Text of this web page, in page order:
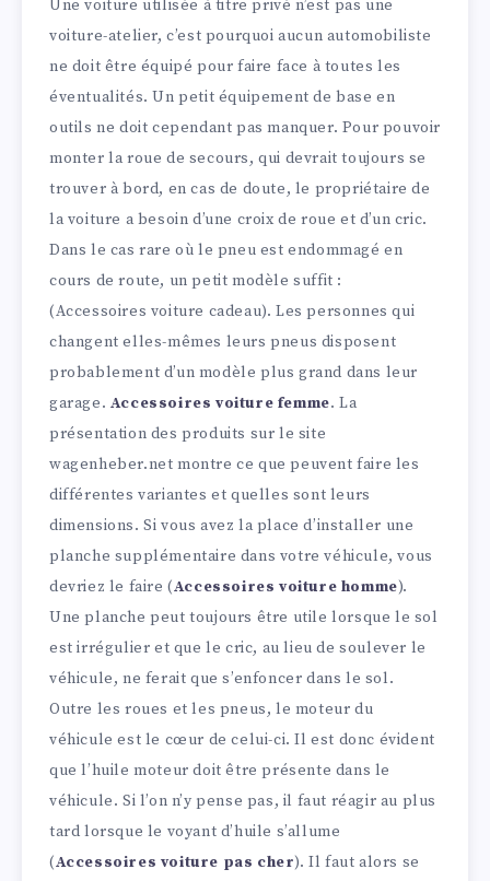
Une voiture utilisée à titre privé n’est pas une
voiture-atelier, c’est pourquoi aucun automobiliste
ne doit être équipé pour faire face à toutes les
éventualités. Un petit équipement de base en
outils ne doit cependant pas manquer. Pour pouvoir
monter la roue de secours, qui devrait toujours se
trouver à bord, en cas de doute, le propriétaire de
la voiture a besoin d’une croix de roue et d’un cric.
Dans le cas rare où le pneu est endommagé en
cours de route, un petit modèle suffit :
(Accessoires voiture cadeau). Les personnes qui
changent elles-mêmes leurs pneus disposent
probablement d’un modèle plus grand dans leur
garage. Accessoires voiture femme. La
présentation des produits sur le site
wagenheber.net montre ce que peuvent faire les
différentes variantes et quelles sont leurs
dimensions. Si vous avez la place d’installer une
planche supplémentaire dans votre véhicule, vous
devriez le faire (Accessoires voiture homme).
Une planche peut toujours être utile lorsque le sol
est irrégulier et que le cric, au lieu de soulever le
véhicule, ne ferait que s’enfoncer dans le sol.
Outre les roues et les pneus, le moteur du
véhicule est le cœur de celui-ci. Il est donc évident
que l’huile moteur doit être présente dans le
véhicule. Si l’on n’y pense pas, il faut réagir au plus
tard lorsque le voyant d’huile s’allume
(Accessoires voiture pas cher). Il faut alors se